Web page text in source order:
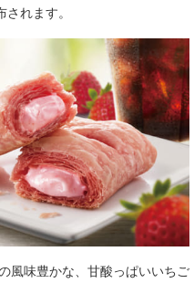
れます。
風味豊かな、甘酸っぱいいちご